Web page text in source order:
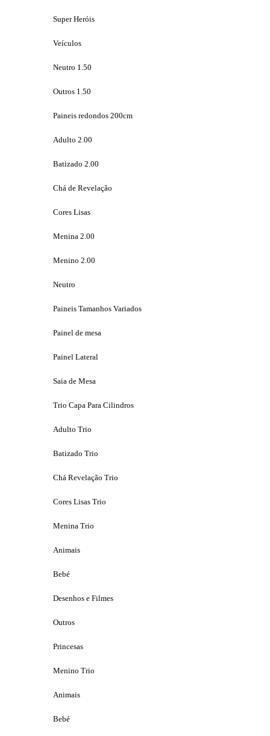
Super Heróis
Veículos
Neutro 1.50
Outros 1.50
Paineis redondos 200cm
Adulto 2.00
Batizado 2.00
Chá de Revelação
Cores Lisas
Menina 2.00
Menino 2.00
Neutro
Paineis Tamanhos Variados
Painel de mesa
Painel Lateral
Saia de Mesa
Trio Capa Para Cilindros
Adulto Trio
Batizado Trio
Chá Revelação Trio
Cores Lisas Trio
Menina Trio
Animais
Bebé
Desenhos e Filmes
Outros
Princesas
Menino Trio
Animais
Bebé